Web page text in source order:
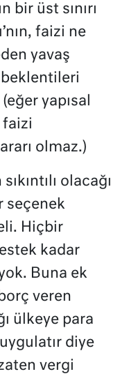
bir üst sınırı
faizi ne
yavaş
yapısal
faizi
olmaz.)
olacağı
seçenek
Hiçbir
kadar
Buna ek
veren
ülkeye para
diye
vergi